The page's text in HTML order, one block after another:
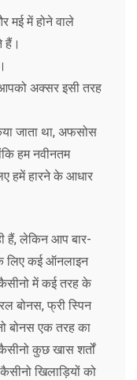
मई में होने वाले
हैं।
अक्सर इसी तरह
जाता था, अफसोस
हम नवीनतम
हमें हारने के आधार
हैं, लेकिन आप बार-
लिए कई ऑनलाइन
में कई तरह के
बोनस, फ्री स्पिन
बोनस एक तरह का
कुछ खास शर्तों
खिलाड़ियों को